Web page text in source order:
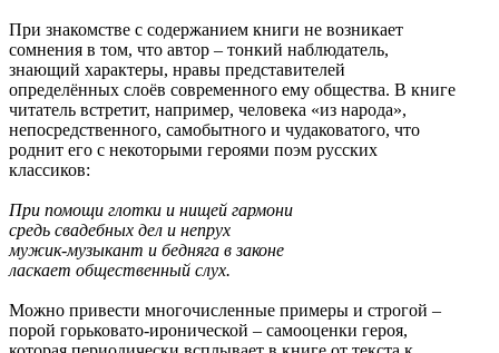
При знакомстве с содержанием книги не возникает
сомнения в том, что автор – тонкий наблюдатель,
знающий характеры, нравы представителей
определённых слоёв современного ему общества. В книге
читатель встретит, например, человека «из народа»,
непосредственного, самобытного и чудаковатого, что
роднит его с некоторыми героями поэм русских
классиков:
При помощи глотки и нищей гармони
средь свадебных дел и непрух
мужик-музыкант и бедняга в законе
ласкает общественный слух.
Можно привести многочисленные примеры и строгой –
порой горьковато-иронической – самооценки героя,